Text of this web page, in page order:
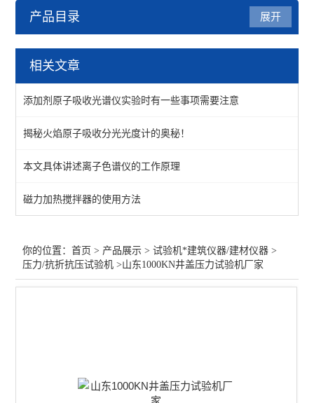
产品目录
试验机*建筑仪器/建材仪器
胶合板/木板静曲强度试验
展开
相关文章
添加剂原子吸收光谱仪实验时有一些事项需要注意
揭秘火焰原子吸收分光光度计的奥秘！
本文具体讲述离子色谱仪的工作原理
磁力加热搅拌器的使用方法
你的位置：首页 > 产品展示 >试验机*建筑仪器/建材仪器 >
压力/抗折抗压试验机 >山东1000KN井盖压力试验机厂家